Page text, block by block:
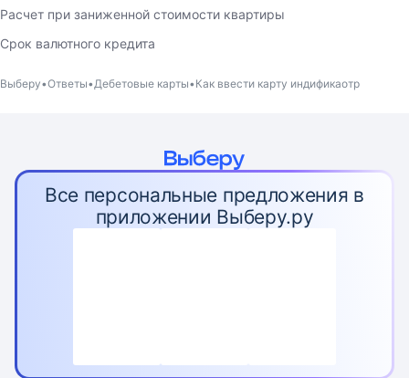
Расчет при заниженной стоимости квартиры
Срок валютного кредита
Выберу Ответы Дебетовые карты Как ввести карту индификаотр
Все персональные предложения в
приложении Выберу.ру